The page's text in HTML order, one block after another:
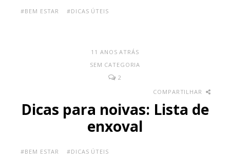
#BEM ESTAR #DICAS ÚTEIS
11 ANOS ATRÁS
SEM CATEGORIA
2
COMPARTILHAR
Dicas para noivas: Lista de
enxoval
#BEM ESTAR #DICAS ÚTEIS